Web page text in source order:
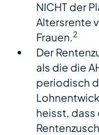
NICHT der
Altersrente
Frauen.2
Der
als die die
periodisch
heisst,